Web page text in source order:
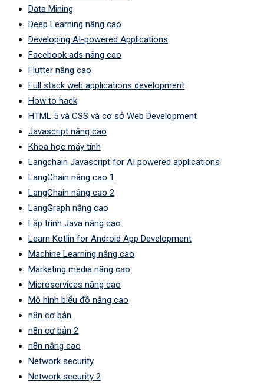
Data Mining
Deep Learning nâng cao
Developing AI-powered Applications
Facebook ads nâng cao
Flutter nâng cao
Full stack web applications development
How to hack
HTML 5 và CSS và cơ sở Web Development
Javascript nâng cao
Khoa học máy tính
Langchain Javascript for AI powered applications
LangChain nâng cao 1
LangChain nâng cao 2
LangGraph nâng cao
Lập trình Java nâng cao
Learn Kotlin for Android App Development
Machine Learning nâng cao
Marketing media nâng cao
Microservices nâng cao
Mô hình biểu đồ nâng cao
n8n cơ bản
n8n cơ bản 2
n8n nâng cao
Network security
Network security 2